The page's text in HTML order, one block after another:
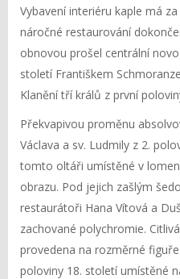
Vybavení interiéru kaple má
náročné restaurování
obnovou prošel centrální
století Františkem
Klanění tří králů z první
Překvapivou proměnu
Václava a sv. Ludmily z 2.
tomto oltáři umístěné v
obrazu. Pod jejich zašlým
restaurátoři Hana Vítová a
zachované polychromie.
provedena na rozměrné
poloviny 18. století umístěné